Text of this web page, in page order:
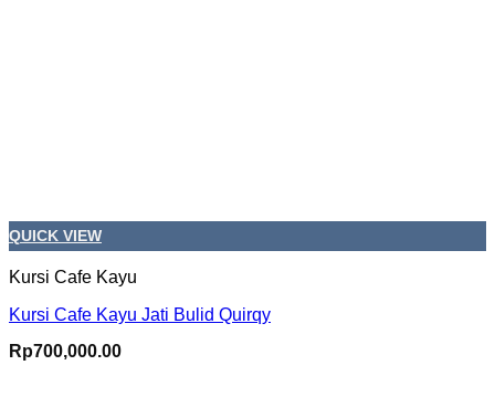
QUICK VIEW
Kursi Cafe Kayu
Kursi Cafe Kayu Jati Bulid Quirqy
Rp700,000.00